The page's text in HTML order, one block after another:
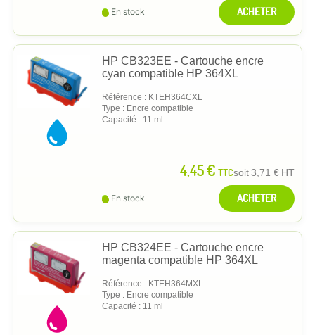
En stock ACHETER
HP CB323EE - Cartouche encre
cyan compatible HP 364XL
Référence : KTEH364CXL
Type : Encre compatible
Capacité : 11 ml
4,45 € TTCsoit3,71 € HT
En stock ACHETER
HP CB324EE - Cartouche encre
magenta compatible HP 364XL
Référence : KTEH364MXL
Type : Encre compatible
Capacité : 11 ml